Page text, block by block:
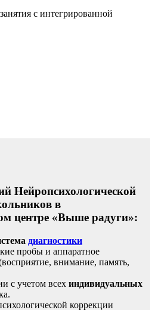
с интегрированной
Нейропсихологической
в
центре «Выше радуги»:
диагностики
пробы и аппаратное
внимание, память,
с учетом всех индивидуальных
коррекции